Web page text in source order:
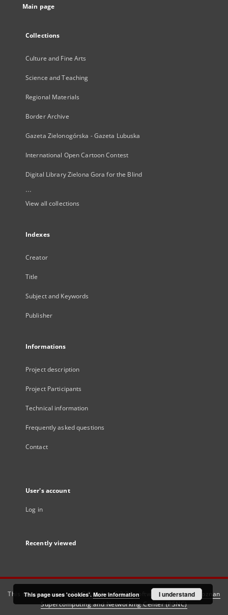
Main page
Collections
Culture and Fine Arts
Science and Teaching
Regional Materials
Border Archive
Gazeta Zielonogórska - Gazeta Lubuska
International Open Cartoon Contest
Digital Library Zielona Gora for the Blind
...
View all collections
Indexes
Creator
Title
Subject and Keywords
Publisher
Informations
Project description
Project Participants
Technical information
Frequently asked questions
Contact
User's account
Log in
Recently viewed
This service runs onDInGO dLibra 6.3.21software created by
Poznan
Supercomputing and Networking Center (PSNC)
This page uses 'cookies'. More information I understand